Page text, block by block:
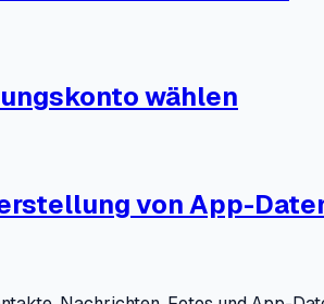
wählen
von App-